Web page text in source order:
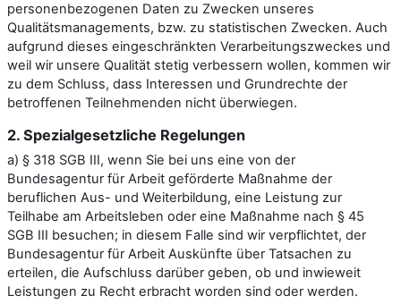
personenbezogenen Daten zu Zwecken unseres
Qualitätsmanagements, bzw. zu statistischen Zwecken. Auch
aufgrund dieses eingeschränkten Verarbeitungszweckes und
weil wir unsere Qualität stetig verbessern wollen, kommen wir
zu dem Schluss, dass Interessen und Grundrechte der
betroffenen Teilnehmenden nicht überwiegen.
2. Spezialgesetzliche Regelungen
a) § 318 SGB III, wenn Sie bei uns eine von der
Bundesagentur für Arbeit geförderte Maßnahme der
beruflichen Aus- und Weiterbildung, eine Leistung zur
Teilhabe am Arbeitsleben oder eine Maßnahme nach § 45
SGB III besuchen; in diesem Falle sind wir verpflichtet, der
Bundesagentur für Arbeit Auskünfte über Tatsachen zu
erteilen, die Aufschluss darüber geben, ob und inwieweit
Leistungen zu Recht erbracht worden sind oder werden.